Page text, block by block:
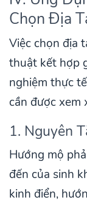
Chọn Địa
Việc chọn địa
thuật kết hợp
nghiệm thực
cần được xem
1. Nguyên
Hướng mộ
đến của sinh
kinh điển,